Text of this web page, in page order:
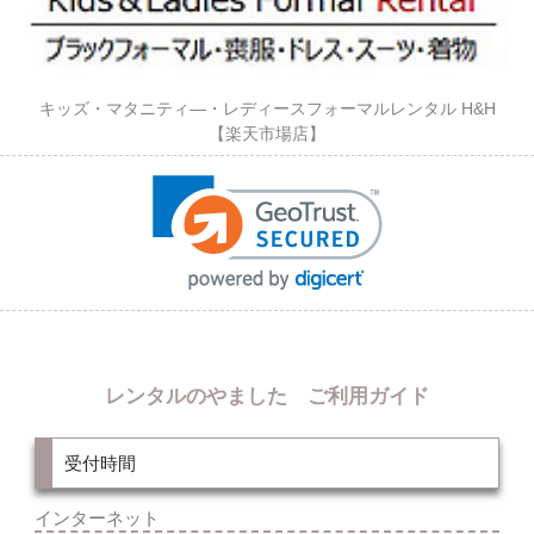
キッズ・マタニティ―・レディースフォーマルレンタル H&H
【楽天市場店】
レンタルのやました ご利用ガイド
受付時間
インターネット